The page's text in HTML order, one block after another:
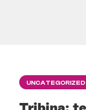
UNCATEGORIZED